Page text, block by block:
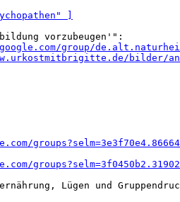
]
vorzubeugen'":
group/
bilder/
Lügen und